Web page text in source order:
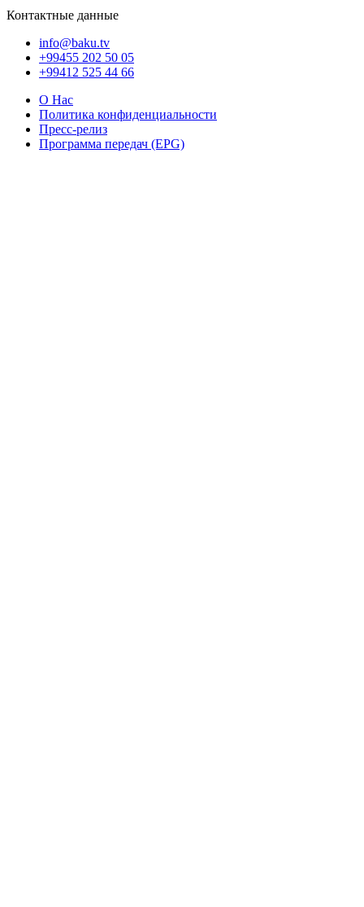
Контактные данные
info@baku.tv
+99455 202 50 05
+99412 525 44 66
О Нас
Политика конфиденциальности
Пресс-релиз
Программа передач (EPG)